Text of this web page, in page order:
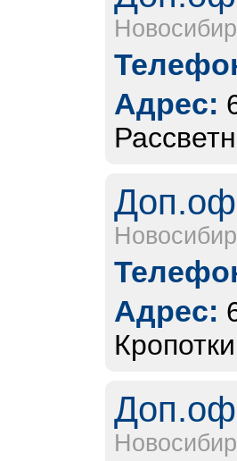
Адрес:
Адрес: